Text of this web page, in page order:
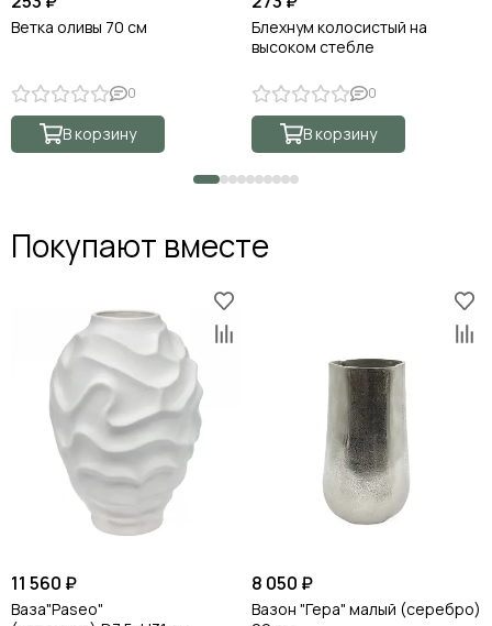
Ветка оливы 70 см
0
В корзину
Блехнум колосистый на
высоком стебле
0
В корзину
Покупают вместе
11 560 ₽
Ваза"Paseo"
8 050 ₽
Вазон "Гера" малый (серебро)